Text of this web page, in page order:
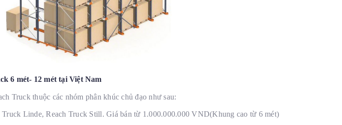
6 mét- 12 mét tại Việt Nam
Truck thuộc các nhóm phân khúc chủ đạo như sau:
Linde, Reach Truck Still. Giá bán từ 1.000.000.000 VND(Khung cao từ 6 mét)